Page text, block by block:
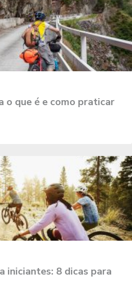
o que é e como praticar
iniciantes: 8 dicas para